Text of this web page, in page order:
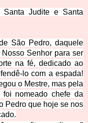
Santa Judite e Santa
São Pedro, daquele
Senhor para ser
na fé, dedicado ao
lo com a espada!
o Mestre, mas pela
foi nomeado chefe da
Pedro que hoje se nos